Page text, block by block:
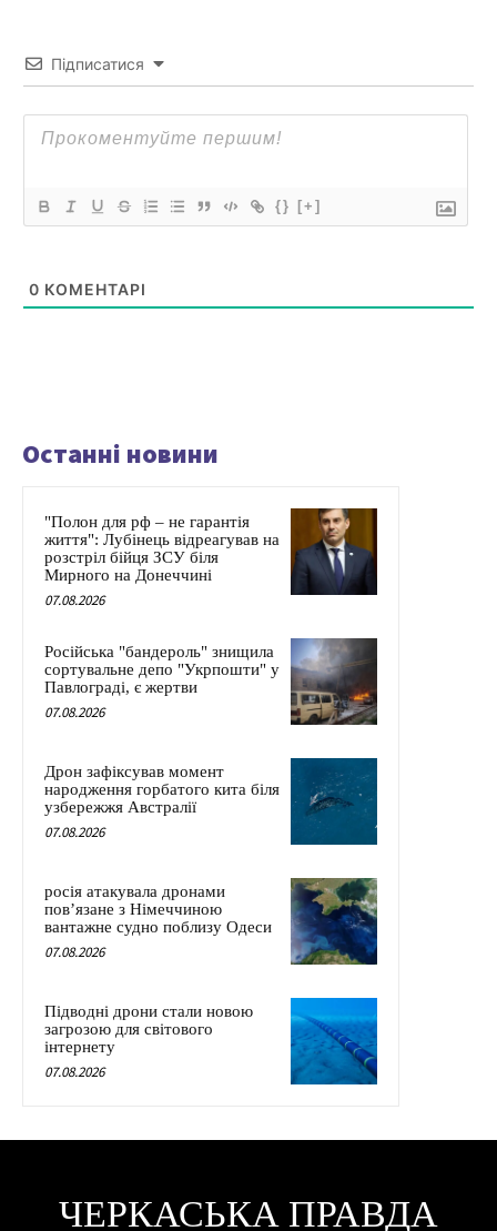
Підписатися
{} [+]
0 КОМЕНТАРІ
Останні новини
"Полон для рф – не гарантія
життя": Лубінець відреагував на
розстріл бійця ЗСУ біля
Мирного на Донеччині
07.08.2026
Російська "бандероль" знищила
сортувальне депо "Укрпошти" у
Павлограді, є жертви
07.08.2026
Дрон зафіксував момент
народження горбатого кита біля
узбережжя Австралії
07.08.2026
росія атакувала дронами
пов’язане з Німеччиною
вантажне судно поблизу Одеси
07.08.2026
Підводні дрони стали новою
загрозою для світового
інтернету
07.08.2026
ЧЕРКАСЬКА ПРАВДА